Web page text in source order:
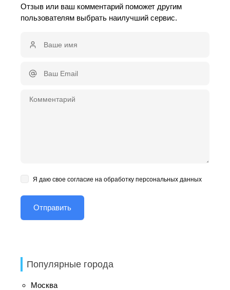
Отзыв или ваш комментарий поможет другим
пользователям выбрать наилучший сервис.
Я даю свое согласие на обработку персональных данных
Популярные города
Москва